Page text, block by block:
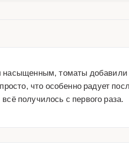
насыщенным, томаты добавили
что особенно радует
получилось с первого раза.